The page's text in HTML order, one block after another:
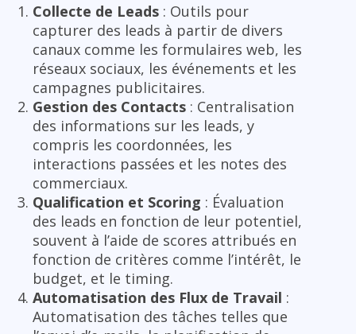
Collecte de Leads : Outils pour
capturer des leads à partir de divers
canaux comme les formulaires web, les
réseaux sociaux, les événements et les
campagnes publicitaires.
Gestion des Contacts : Centralisation
des informations sur les leads, y
compris les coordonnées, les
interactions passées et les notes des
commerciaux.
Qualification et Scoring : Évaluation
des leads en fonction de leur potentiel,
souvent à l’aide de scores attribués en
fonction de critères comme l’intérêt, le
budget, et le timing.
Automatisation des Flux de Travail :
Automatisation des tâches telles que